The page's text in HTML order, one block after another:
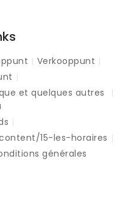
Verkooppunt
et quelques autres
15-les-horaires
générales